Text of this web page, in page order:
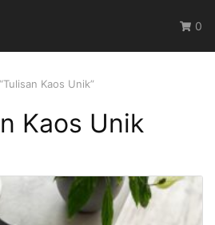
0
Kaos Unik”
Kaos Unik